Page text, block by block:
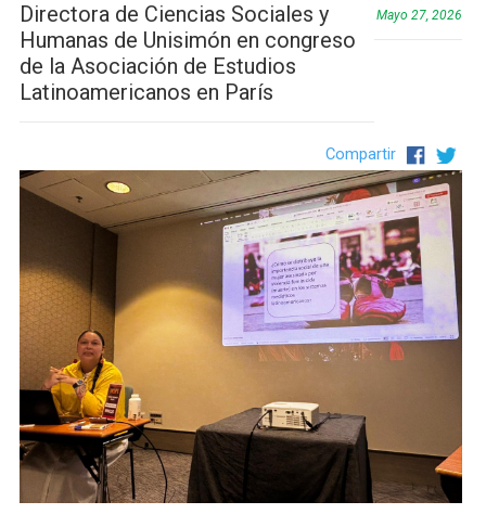
Directora de Ciencias Sociales y
Humanas de Unisimón en congreso
de la Asociación de Estudios
Latinoamericanos en París
Mayo 27, 2026
Compartir